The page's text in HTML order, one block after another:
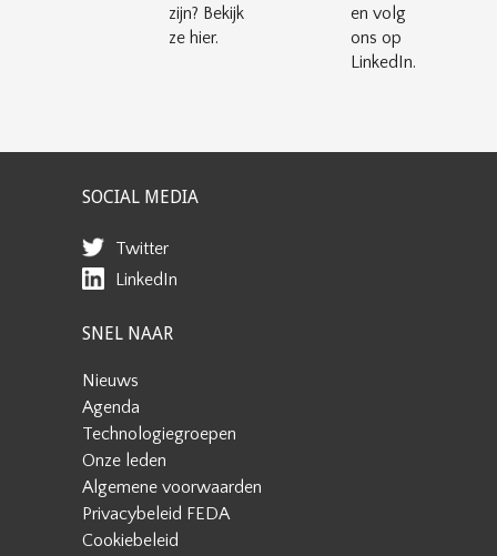
zijn? Bekijk
ze hier.
en volg
ons op
LinkedIn.
SOCIAL MEDIA
Twitter
LinkedIn
SNEL NAAR
Nieuws
Agenda
Technologiegroepen
Onze leden
Algemene voorwaarden
Privacybeleid FEDA
Cookiebeleid